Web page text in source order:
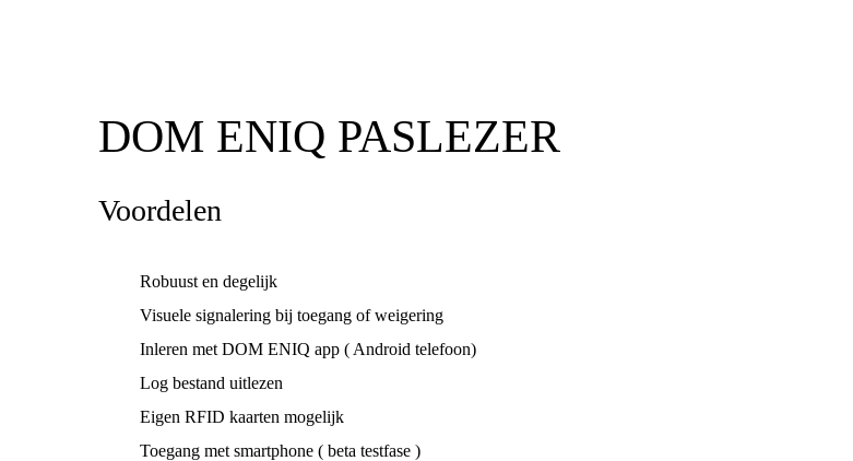
DOM ENIQ PASLEZER
Voordelen
Robuust en degelijk
Visuele signalering bij toegang of weigering
Inleren met DOM ENIQ app ( Android telefoon)
Log bestand uitlezen
Eigen RFID kaarten mogelijk
Toegang met smartphone ( beta testfase )